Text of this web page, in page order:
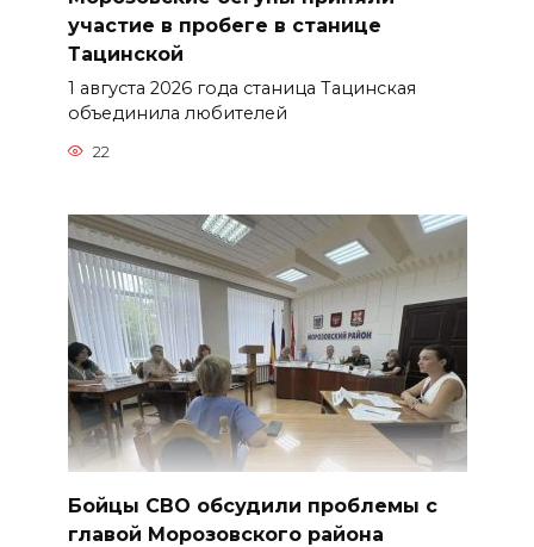
участие в пробеге в станице
Тацинской
1 августа 2026 года станица Тацинская
объединила любителей
22
Бойцы СВО обсудили проблемы с
главой Морозовского района